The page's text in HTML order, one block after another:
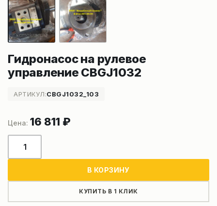
Гидронасос на рулевое
управление CBGJ1032
АРТИКУЛ:CBGJ1032_103
16 811 ₽
товара
управление
В КОРЗИНУ
КУПИТЬ В 1 КЛИК